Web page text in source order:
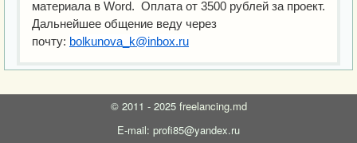
материала в Word. Оплата от 3500 рублей за проект.
Дальнейшее общение веду через
почту: bolkunova_k@inbox.ru
© 2011 - 2025 freelancing.md
E-mail: profi85@yandex.ru